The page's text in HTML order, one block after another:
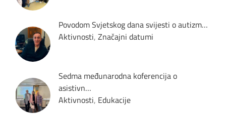
Povodom Svjetskog dana svijesti o autizm…
Aktivnosti, Značajni datumi
Sedma međunarodna koferencija o
asistivn…
Aktivnosti, Edukacije